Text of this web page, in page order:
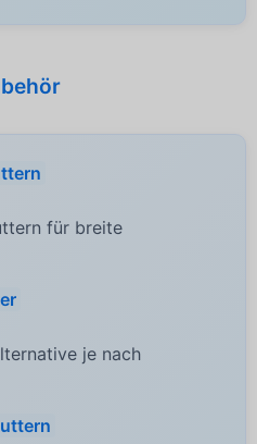
für breite
je nach